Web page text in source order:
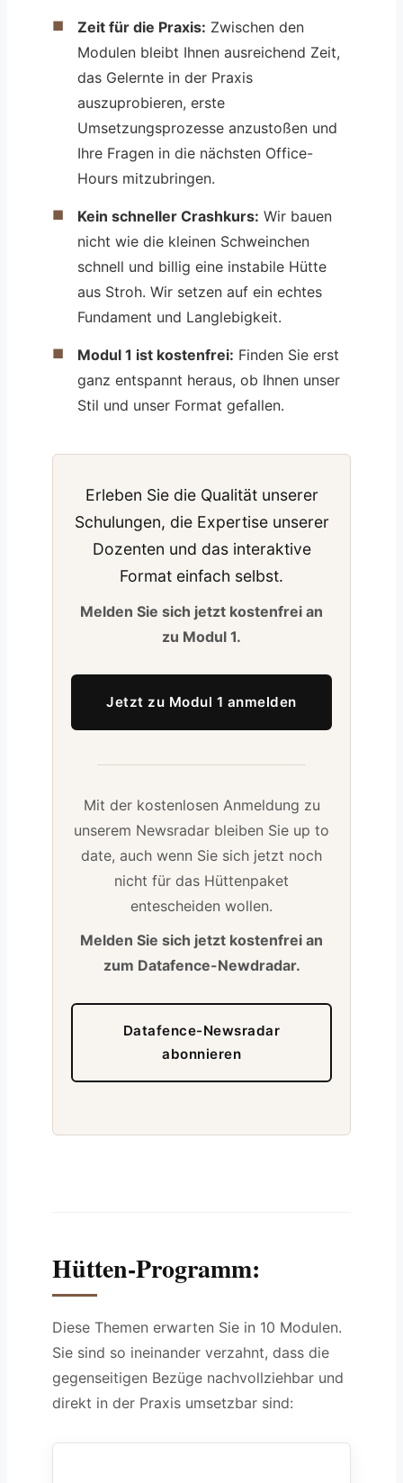
Zeit für die Praxis: Zwischen den
Modulen bleibt Ihnen ausreichend Zeit,
das Gelernte in der Praxis
auszuprobieren, erste
Umsetzungsprozesse anzustoßen und
Ihre Fragen in die nächsten Office-
Hours mitzubringen.
Kein schneller Crashkurs: Wir bauen
nicht wie die kleinen Schweinchen
schnell und billig eine instabile Hütte
aus Stroh. Wir setzen auf ein echtes
Fundament und Langlebigkeit.
Modul 1 ist kostenfrei: Finden Sie erst
ganz entspannt heraus, ob Ihnen unser
Stil und unser Format gefallen.
Erleben Sie die Qualität unserer
Schulungen, die Expertise unserer
Dozenten und das interaktive
Format einfach selbst.
Melden Sie sich jetzt kostenfrei an
zu Modul 1.
Jetzt zu Modul 1 anmelden
Mit der kostenlosen Anmeldung zu
unserem Newsradar bleiben Sie up to
date, auch wenn Sie sich jetzt noch
nicht für das Hüttenpaket
entescheiden wollen.
Melden Sie sich jetzt kostenfrei an
zum Datafence-Newdradar.
Datafence-Newsradar
abonnieren
Hütten-Programm:
Diese Themen erwarten Sie in 10 Modulen.
Sie sind so ineinander verzahnt, dass die
gegenseitigen Bezüge nachvollziehbar und
direkt in der Praxis umsetzbar sind: